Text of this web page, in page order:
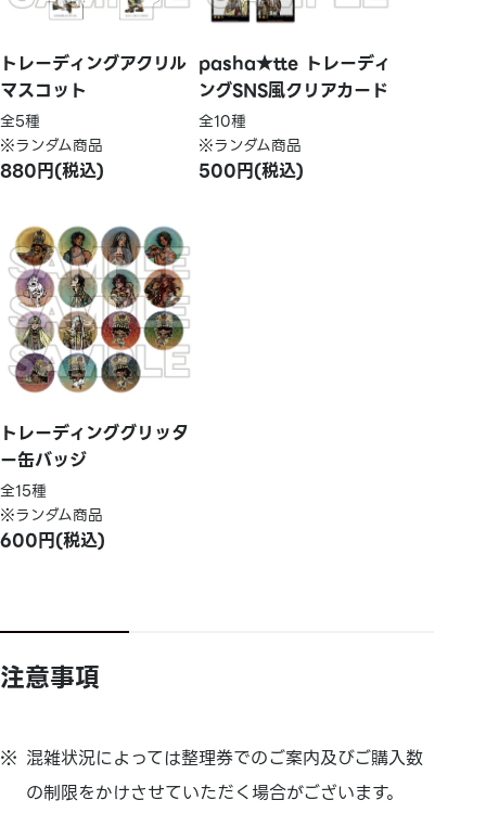
トレーディングアクリル
マスコット
全5種
※ランダム商品
880円(税込)
pasha★tte トレーディ
ングSNS風クリアカード
全10種
※ランダム商品
500円(税込)
トレーディンググリッタ
ー缶バッジ
全15種
※ランダム商品
600円(税込)
注意事項
混雑状況によっては整理券でのご案内及びご購入数
の制限をかけさせていただく場合がございます。